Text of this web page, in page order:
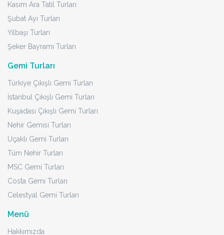
Kasım Ara Tatil Turları
Şubat Ayı Turları
Yılbaşı Turları
Şeker Bayramı Turları
Gemi Turları
Türkiye Çıkışlı Gemi Turları
İstanbul Çıkışlı Gemi Turları
Kuşadası Çıkışlı Gemi Turları
Nehir Gemisi Turları
Uçaklı Gemi Turları
Tüm Nehir Turları
MSC Gemi Turları
Costa Gemi Turları
Celestyal Gemi Turları
Menü
Hakkımızda